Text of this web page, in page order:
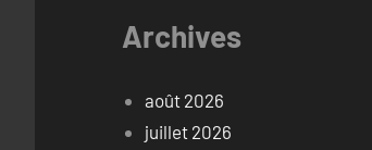
Archives
août 2026
juillet 2026